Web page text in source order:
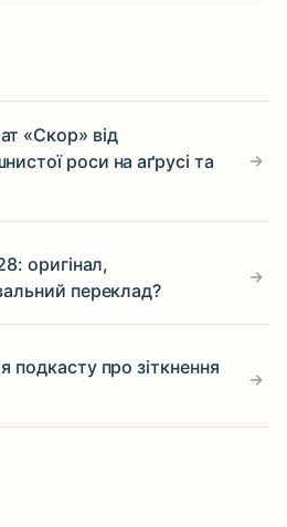
«Скор» від
роси на аґрусі та
оригінал,
переклад?
подкасту про зіткнення